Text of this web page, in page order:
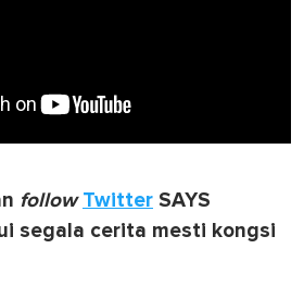
follow Twitter SAYS
segala cerita mesti kongsi